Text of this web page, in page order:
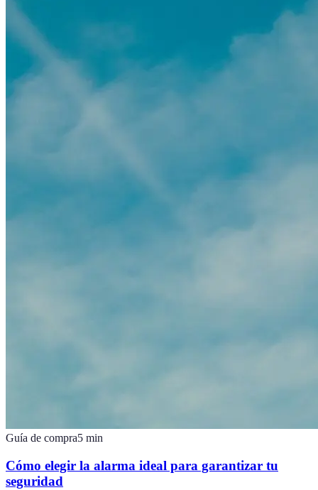
Guía de compra5 min
Cómo elegir la alarma ideal para garantizar tu
seguridad